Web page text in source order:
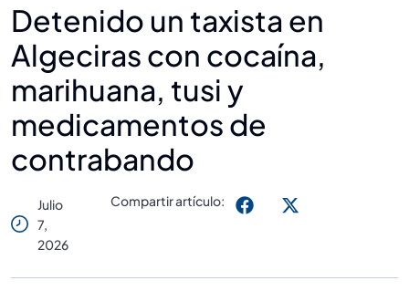
Detenido un taxista en
Algeciras con cocaína,
marihuana, tusi y
medicamentos de
contrabando
Julio
7,
2026
Compartir artículo: